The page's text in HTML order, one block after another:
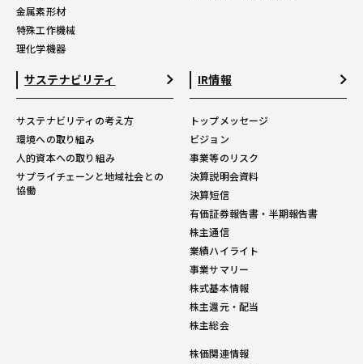
金属素形材
特殊工作機械
理化学機器
サステナビリティ
サステナビリティの考え方
環境への取り組み
人的資本への取り組み
サプライチェーンと地域社会との
協働
IR情報
トップメッセージ
ビジョン
事業等のリスク
決算説明会資料
決算短信
有価証券報告書・半期報告書
株主通信
業績ハイライト
事業サマリー
株式基本情報
株主還元・配当
株主総会
株価関連情報